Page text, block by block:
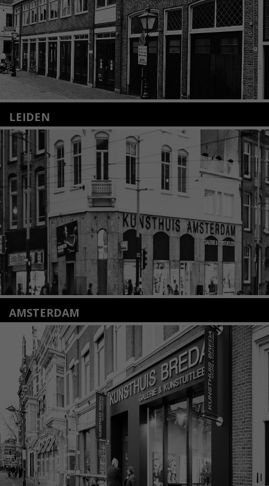
LEIDEN
Nieuwstraat 35
2312 KA Leiden
+31(0)71 – 52 84 480
info@kunsthuisleiden.nl
Lees meer
AMSTERDAM
Amstelveenseweg 135
1075 VX Amsterdam
+31 (0)20 2332546
info@kunsthuisamsterdam.nl
Lees meer